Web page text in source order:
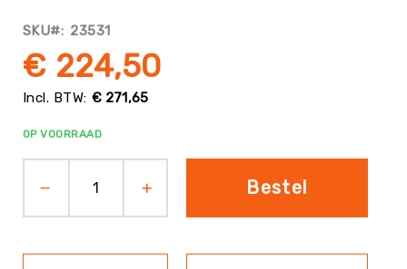
Cornhole
Cricket
Curling
&
Muziek
Darts
Evenementen
Sportvloeren
SKU 23531
€ 271,65
€ 224,50
OP VOORRAAD
Bestel